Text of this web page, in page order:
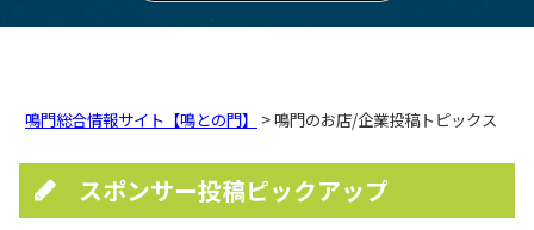
鳴門総合情報サイト【鳴との門】 > 鳴門のお店/企業投稿トピックス
スポンサー投稿ピックアップ